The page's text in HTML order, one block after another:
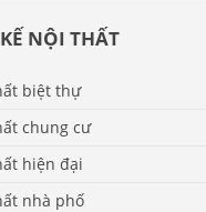
NỘI THẤT
biệt thự
chung cư
hiện đại
nhà phố